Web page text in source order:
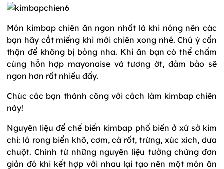
Món kimbap chiên ăn ngon nhất là khi nóng nên các
bạn hãy cắt miếng khi mới chiên xong nhé. Chú ý cẩn
thận để không bị bỏng nha. Khi ăn bạn có thể chấm
cùng hỗn hợp mayonaise và tương ớt, đảm bảo sẽ
ngon hơn rất nhiều đấy.
Chúc các bạn thành công với cách làm kimbap chiên
này!
Nguyên liệu để chế biến kimbap phố biến ở xứ sở kim
chi: lá rong biển khô, cơm, cà rốt, trứng, xúc xích, dưa
chuột. Chính từ những nguyên liệu tưởng chừng đơn
giản đó khi kết hợp với nhau lại tạo nên một món ăn